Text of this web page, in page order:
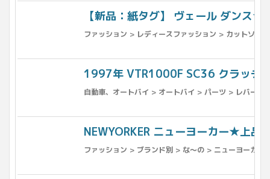
【新品：紙タグ】 ヴェール ダンス
ファッション > レディースファッション > カットソー
1997年 VTR1000F SC36 クラッチ
自動車、オートバイ > オートバイ > パーツ > レバー >
NEWYORKER ニューヨーカー★上
ファッション > ブランド別 > な〜の > ニューヨーカー